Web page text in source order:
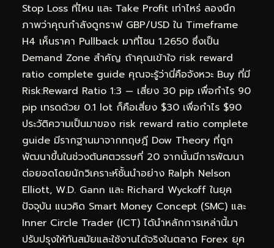
Stop Loss ที่ไหน และ Take Profit เท่าไหร่ ลองนึก
ภาพว่าคุณกำลังดูกราฟ GBP/USD ใน Timeframe
H4 เห็นราคา Pullback มาที่โซน 1.2650 ซึ่งเป็น
Demand Zone สำคัญ ถ้าคุณเข้าใจ risk reward
ratio complete guide คุณจะรู้ว่านี่คือจังหวะ Buy ที่มี
Risk:Reward Ratio 1:3 — เสี่ยง 30 pip เพื่อกำไร 90
pip เทรดด้วย 0.1 lot ก็คือเสี่ยง $30 เพื่อกำไร $90
ประวัติความเป็นมาของ risk reward ratio complete
guide มีรากฐานมาจากทฤษฎี Dow Theory ที่ถูก
พัฒนาขึ้นในช่วงต้นศตวรรษที่ 20 จากนั้นมีการพัฒนา
ต่อยอดโดยนักวิเคราะห์ชั้นนำอย่าง Ralph Nelson
Elliott, W.D. Gann และ Richard Wyckoff ในยุค
ปัจจุบัน แนวคิด Smart Money Concept (SMC) และ
Inner Circle Trader (ICT) ได้นำหลักการเหล่านี้มา
ปรับปรุงให้ทันสมัยและใช้งานได้จริงในตลาด Forex ยุค